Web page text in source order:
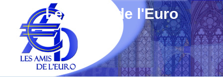
Les Amis de l'Euro